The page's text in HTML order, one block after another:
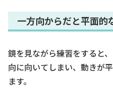
一方向からだと平面的
鏡を見ながら練習をすると
向に向いてしまい、動きが
ます。